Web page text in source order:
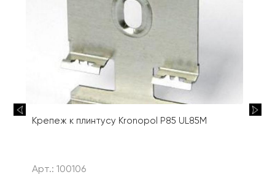
Крепеж к плинтусу Kronopol P85 UL85M
Арт.: 100106